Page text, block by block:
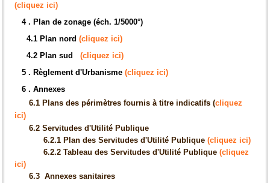
(cliquez ici)
4 . Plan de zonage (éch. 1/5000°)
4.1 Plan nord(cliquez ici)
4.2 Plan sud(cliquez ici)
5. Règlement d'Urbanisme(cliquez ici)
6 . Annexes
6.1 Plans des périmètres fournis à titre indicatifs (cliquez
ici)
6.2 Servitudes d'Utilité Publique
6.2.1 Plan des Servitudes d'Utilité Publique(cliquez ici)
6.2.2 Tableau des Servitudes d'Utilité Publique(cliquez
ici)
6.3 Annexes sanitaires